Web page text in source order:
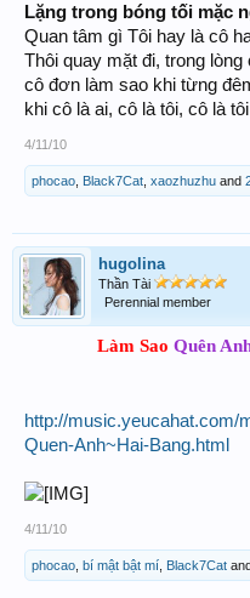
Lặng trong bóng tối mặc
Quan tâm gì Tôi hay là cô
Thôi quay mặt đi, trong lòng
cô đơn làm sao khi từng
khi cô là ai, cô là tôi, cô là
4/11/10
phocao, Black7Cat, xaozhuzhu and
hugolina
Thần Tài
Perennial member
Làm Sao Quên
http://music.yeucahat.com/
Quen-Anh~Hai-Bang.html
4/11/10
phocao, bí mật bật mí, Black7Cat and